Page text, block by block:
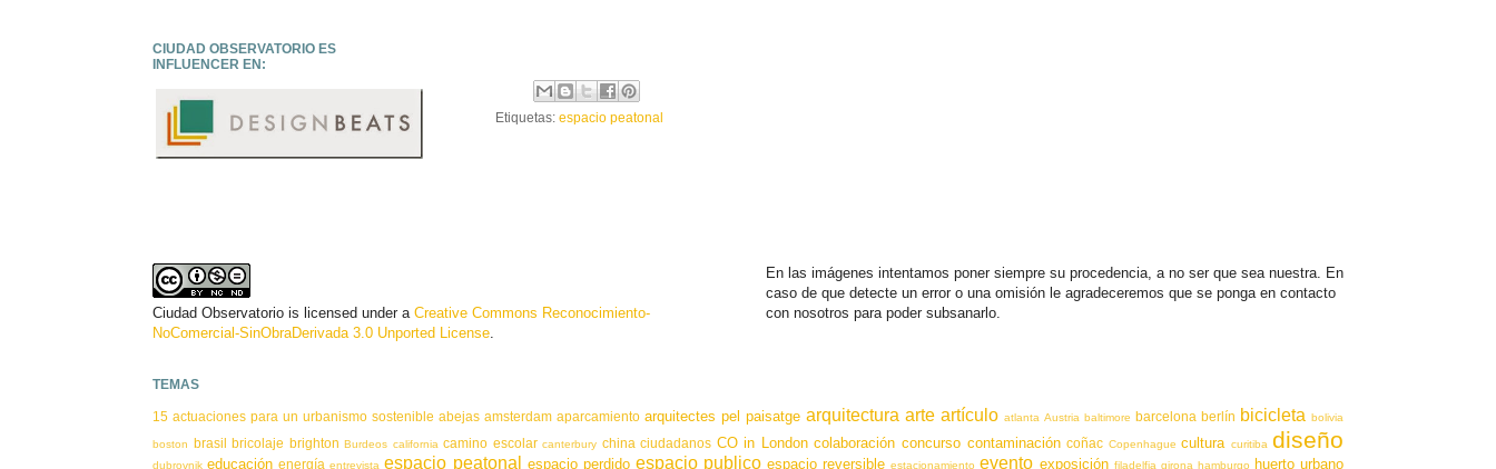
Etiquetas: espacio peatonal
CIUDAD OBSERVATORIO ES
INFLUENCER EN:
Ciudad Observatorio is licensed under a Creative Commons Reconocimiento-
NoComercial-SinObraDerivada 3.0 Unported License.
En las imágenes intentamos poner siempre su procedencia, a no ser que sea nuestra. En
caso de que detecte un error o una omisión le agradeceremos que se ponga en contacto
con nosotros para poder subsanarlo.
TEMAS
15 actuaciones para un urbanismo sostenible abejas amsterdam aparcamiento arquitectes pel paisatge arquitectura arte artículo atlanta Austria baltimore barcelona berlín bicicleta bolivia
boston brasil bricolaje brighton Burdeos california camino escolar canterbury china ciudadanos CO in London colaboración concurso contaminación coñac Copenhague cultura curitiba diseño
dubrovnik educación energía entrevista espacio peatonal espacio perdido espacio publico espacio reversible estacionamiento evento exposición filadelfia girona hamburgo huerto urbano